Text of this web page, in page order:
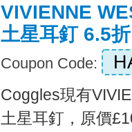
VIVIENNE
土星耳釘 6.5
Coupon Code:
Coggles現有
土星耳釘，原價